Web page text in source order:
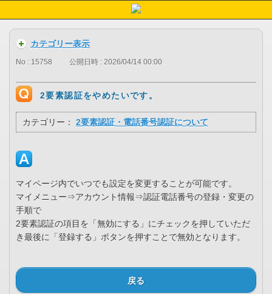
カテゴリー表示
No : 15758 公開日時 : 2026/04/14 00:00
2要素認証をやめたいです。
カテゴリー： 2要素認証・電話番号認証について
マイページ内でいつでも設定を変更することが可能です。
マイメニュー⇒アカウント情報⇒認証電話番号の登録・変更の
手順で
2要素認証の項目を「無効にする」にチェックを押していただ
き最後に「登録する」ボタンを押すことで無効となります。
戻る